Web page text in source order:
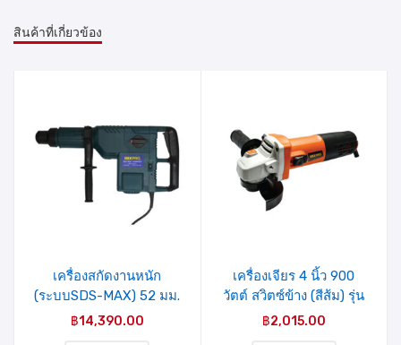
สินค้าที่เกี่ยวข้อง
เครื่องสกัดงานหนัก
(ระบบSDS-MAX) 52 มม.
1500 วัตต์ รุ่น Z1A-
฿14,390.00
เครื่องเจียร 4 นิ้ว 900
วัตต์ สวิตซ์ข้าง (สีส้ม) รุ่น
04-009-003 MIXPRO
฿2,015.00